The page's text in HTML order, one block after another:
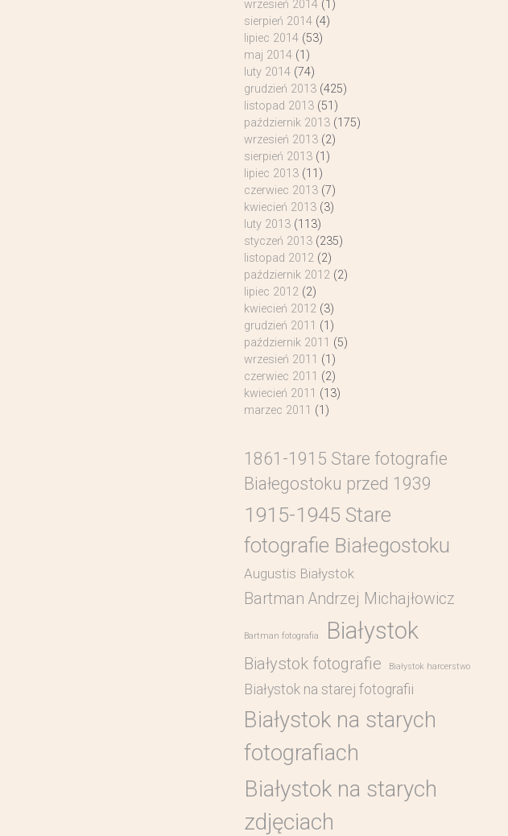
wrzesień 2014(1)
sierpień 2014(4)
lipiec 2014(53)
maj 2014(1)
luty 2014(74)
grudzień 2013(425)
listopad 2013(51)
październik 2013(175)
wrzesień 2013(2)
sierpień 2013(1)
lipiec 2013(11)
czerwiec 2013(7)
kwiecień 2013(3)
luty 2013(113)
styczeń 2013(235)
listopad 2012(2)
październik 2012(2)
lipiec 2012(2)
kwiecień 2012(3)
grudzień 2011 (1)
październik 2011 (5)
wrzesień 2011 (1)
czerwiec 2011 (2)
kwiecień 2011 (13)
marzec 2011 (1)
1861-1915 Stare fotografie
Białegostoku przed 1939
1915-1945 Stare
fotografie Białegostoku
Augustis Białystok
Bartman Andrzej Michajłowicz
Bartman fotografia Białystok
Białystok fotografie Białystok harcerstwo
Białystok na starej fotografii
Białystok na starych
fotografiach
Białystok na starych
zdjęciach